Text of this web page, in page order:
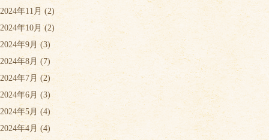
2024年11月 (2)
2024年10月 (2)
2024年9月 (3)
2024年8月 (7)
2024年7月 (2)
2024年6月 (3)
2024年5月 (4)
2024年4月(4)